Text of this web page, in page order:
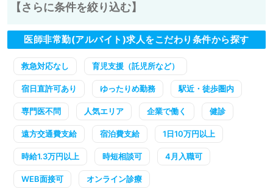
【さらに条件を絞り込む】
医師非常勤(アルバイト)求人をこだわり条件から探す
救急対応なし 育児支援（託児所など）
宿日直許可あり ゆったりめ勤務 駅近・徒歩圏内
専門医不問 人気エリア 企業で働く 健診
遠方交通費支給 宿泊費支給 1日10万円以上
時給1.3万円以上 時短相談可 4月入職可
WEB面接可 オンライン診療